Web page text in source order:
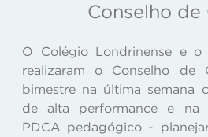
Conselho de
O Colégio Londrinense e o
realizaram o Conselho de
bimestre na última semana
de alta performance e na
PDCA pedagógico -